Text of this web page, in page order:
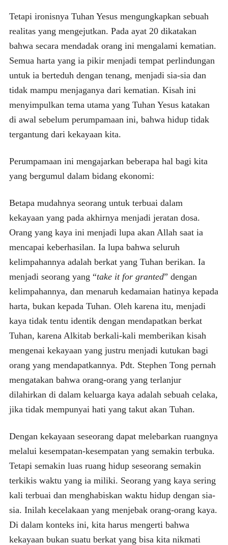
Tetapi ironisnya Tuhan Yesus mengungkapkan sebuah
realitas yang mengejutkan. Pada ayat 20 dikatakan
bahwa secara mendadak orang ini mengalami kematian.
Semua harta yang ia pikir menjadi tempat perlindungan
untuk ia berteduh dengan tenang, menjadi sia-sia dan
tidak mampu menjaganya dari kematian. Kisah ini
menyimpulkan tema utama yang Tuhan Yesus katakan
di awal sebelum perumpamaan ini, bahwa hidup tidak
tergantung dari kekayaan kita.
Perumpamaan ini mengajarkan beberapa hal bagi kita
yang bergumul dalam bidang ekonomi:
Betapa mudahnya seorang untuk terbuai dalam
kekayaan yang pada akhirnya menjadi jeratan dosa.
Orang yang kaya ini menjadi lupa akan Allah saat ia
mencapai keberhasilan. Ia lupa bahwa seluruh
kelimpahannya adalah berkat yang Tuhan berikan. Ia
menjadi seorang yang “take it for granted” dengan
kelimpahannya, dan menaruh kedamaian hatinya kepada
harta, bukan kepada Tuhan. Oleh karena itu, menjadi
kaya tidak tentu identik dengan mendapatkan berkat
Tuhan, karena Alkitab berkali-kali memberikan kisah
mengenai kekayaan yang justru menjadi kutukan bagi
orang yang mendapatkannya. Pdt. Stephen Tong pernah
mengatakan bahwa orang-orang yang terlanjur
dilahirkan di dalam keluarga kaya adalah sebuah celaka,
jika tidak mempunyai hati yang takut akan Tuhan.
Dengan kekayaan seseorang dapat melebarkan ruangnya
melalui kesempatan-kesempatan yang semakin terbuka.
Tetapi semakin luas ruang hidup seseorang semakin
terkikis waktu yang ia miliki. Seorang yang kaya sering
kali terbuai dan menghabiskan waktu hidup dengan sia-
sia. Inilah kecelakaan yang menjebak orang-orang kaya.
Di dalam konteks ini, kita harus mengerti bahwa
kekayaan bukan suatu berkat yang bisa kita nikmati